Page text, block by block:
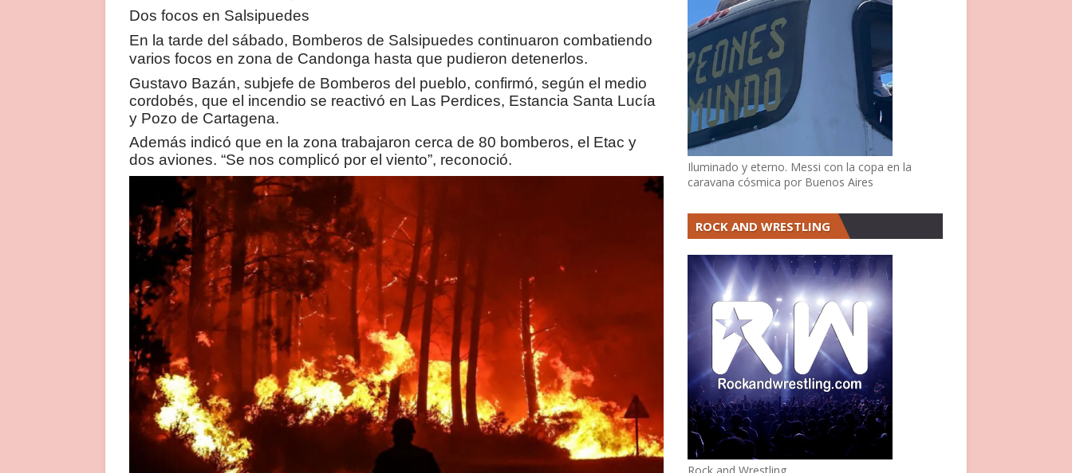
Dos focos en Salsipuedes
En la tarde del sábado, Bomberos de Salsipuedes continuaron combatiendo
varios focos en zona de Candonga hasta que pudieron detenerlos.
Gustavo Bazán, subjefe de Bomberos del pueblo, confirmó, según el medio
cordobés, que el incendio se reactivó en Las Perdices, Estancia Santa Lucía
y Pozo de Cartagena.
Además indicó que en la zona trabajaron cerca de 80 bomberos, el Etac y
dos aviones. “Se nos complicó por el viento”, reconoció.
Iluminado y eterno. Messi con la copa en la
caravana cósmica por Buenos Aires
ROCK AND WRESTLING